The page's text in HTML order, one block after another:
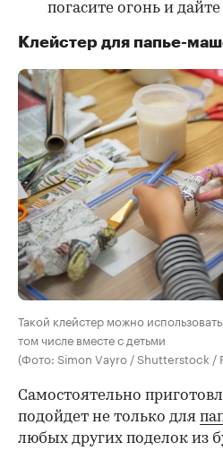
погасите огонь и
Клейстер для папье-
Такой клейстер можно
том числе вместе с детьми
(Фото: Simon Vayro / Shutterstock /
Самостоятельно
подойдет не только для
любых других поделок из